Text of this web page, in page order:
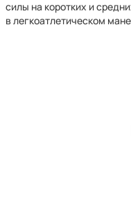
силы на коротких и
в легкоатлетическом